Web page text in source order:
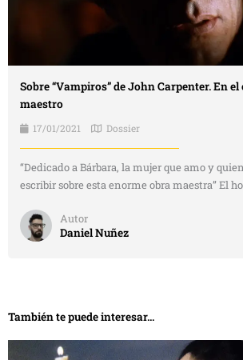
Sobre “Vampiros” de John Carpenter. En
maestro
17/01/2021 Dossier
“Dedicado a Bárbara, la mujer que amo y
escribir sobre esta enorme obra maestra” El
Autor
Daniel Nuñez
También te puede interesar...